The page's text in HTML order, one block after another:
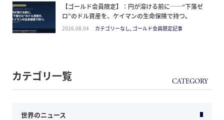
【ゴールド会員限定】：円が溶ける前に──“下落ゼ
ロ”のドル資産を、ケイマンの生命保険で持つ。
2026.08.04 カテゴリーなし, ゴールド会員限定記事
カテゴリ一覧
世界のニュース